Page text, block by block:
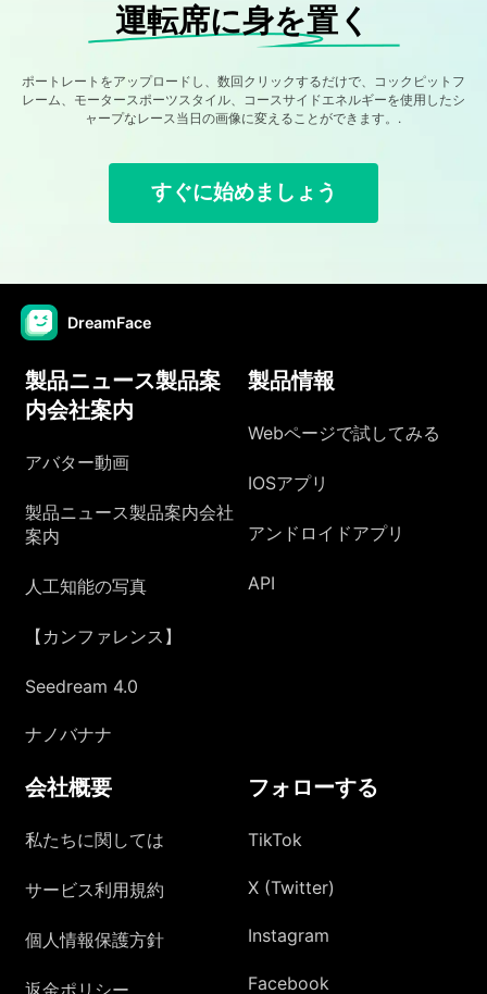
運転席に身を置く
ポートレートをアップロードし、数回クリックするだけで、コックピットフ
レーム、モータースポーツスタイル、コースサイドエネルギーを使用したシ
ャープなレース当日の画像に変えることができます。.
すぐに始めましょう
DreamFace
製品ニュース製品案
内会社案内
アバター動画
製品ニュース製品案内会社
案内
人工知能の写真
【カンファレンス】
Seedream 4.0
ナノバナナ
製品情報
Webページで試してみる
IOSアプリ
アンドロイドアプリ
API
会社概要
私たちに関しては
サービス利用規約
個人情報保護方針
フォローする
TikTok
X (Twitter)
Instagram
Facebook